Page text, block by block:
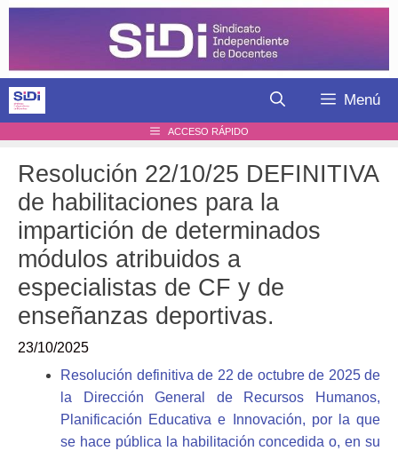
Saltar
Menú
ACCESO RÁPIDO
Resolución 22/10/25 DEFINITIVA
de habilitaciones para la
impartición de determinados
módulos atribuidos a
especialistas de CF y de
enseñanzas deportivas.
23/10/2025
Resolución definitiva de 22 de octubre de 2025 de
la Dirección General de Recursos Humanos,
Planificación Educativa e Innovación, por la que
se hace pública la habilitación concedida o, en su